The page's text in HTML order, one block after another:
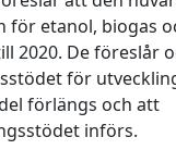
för etanol, biogas
2020. De föreslår
för
förlängs och att
införs.